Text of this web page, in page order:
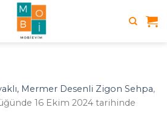
Mermer Desenli Zigon Sehpa,
16 Ekim 2024 tarihinde